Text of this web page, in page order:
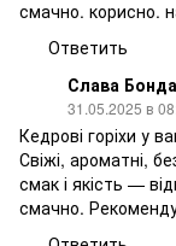
смачно. корисно.
Ответить
Слава
31.05.2025 в
Кедрові горіхи у
Свіжі, ароматні,
смак і якість —
смачно.